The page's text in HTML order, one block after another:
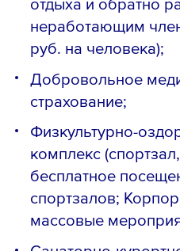
неработающим
руб. на человека);
Добровольное
страхование;
Физкультурно-
комплекс
бесплатное
спортзалов;
массовые